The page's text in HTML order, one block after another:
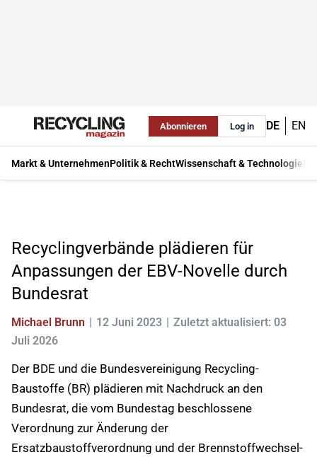
Abonnieren Log in DE EN
Markt & UnternehmenPolitik & RechtWissenschaft & Technologie
Recyclingverbände plädieren für
Anpassungen der EBV-Novelle durch
Bundesrat
Michael Brunn 12 Juni 2023
Zuletzt aktualisiert: 03
Juli 2026
Der BDE und die Bundesvereinigung Recycling-
Baustoffe (BR) plädieren mit Nachdruck an den
Bundesrat, die vom Bundestag beschlossene
Verordnung zur Änderung der
Ersatzbaustoffverordnung und der Brennstoffwechsel-